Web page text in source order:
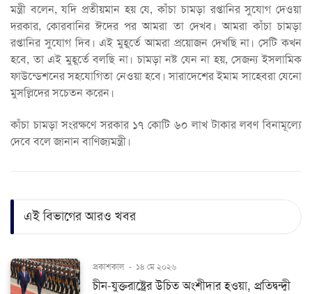
মন্ত্রী বলেন, যদি প্রতীয়মান হয় যে, কাঁচা চামড়া রপ্তানির সুযোগ দেওয়া
দরকার, কোরবানির ঈদের পর আমরা তা দেখব। আমরা কাঁচা চামড়া
রপ্তানির সুযোগ দিব। এই মুহূর্তে আমরা প্রয়োজন দেখছি না। সেটি কখন
হবে, তা এই মুহূর্তে বলছি না। চামড়া নষ্ট যেন না হয়, সেজন্য ইসলামিক
ফাউন্ডেশনের সহযোগিতা নেওয়া হবে। সারাদেশের ইমাম সাহেবরা যেনো
মুসল্লিদের সচেতন করেন।
কাঁচা চামড়া সংরক্ষণে সরকার ১৭ কোটি ৬০ লাখ টাকার লবণ বিনামূল্যে
দেবে বলে জানান বাণিজ্যমন্ত্রী।
এই বিভাগের আরও খবর
প্রকাশকাল - ১৪ মে ২০২৬
চীন-যুক্তরাষ্ট্রের উচিত অংশীদার হওয়া, প্রতিদ্বন্দ্বী